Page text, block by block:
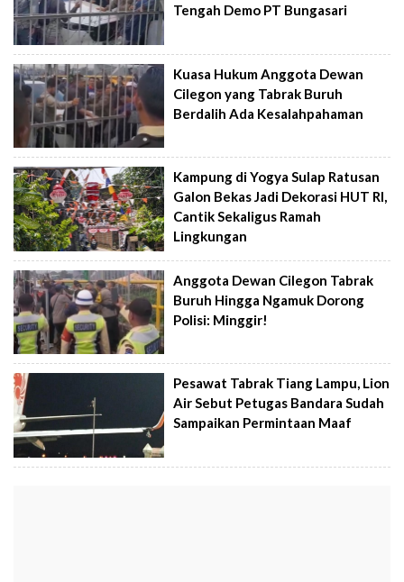
Tengah Demo PT Bungasari
Kuasa Hukum Anggota Dewan
Cilegon yang Tabrak Buruh
Berdalih Ada Kesalahpahaman
Kampung di Yogya Sulap Ratusan
Galon Bekas Jadi Dekorasi HUT RI,
Cantik Sekaligus Ramah
Lingkungan
Anggota Dewan Cilegon Tabrak
Buruh Hingga Ngamuk Dorong
Polisi: Minggir!
Pesawat Tabrak Tiang Lampu, Lion
Air Sebut Petugas Bandara Sudah
Sampaikan Permintaan Maaf